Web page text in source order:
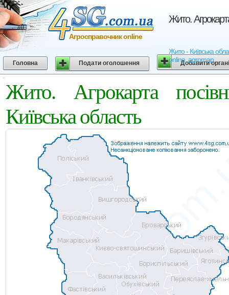
Жито.
Жито - Київська
online, agromap
Агросправочник online
Головна Подати оголошення Добавити
Жито. Агрокарта
Київська область